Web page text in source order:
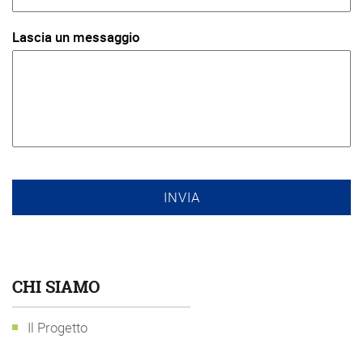
Lascia un messaggio
CHI SIAMO
Il Progetto